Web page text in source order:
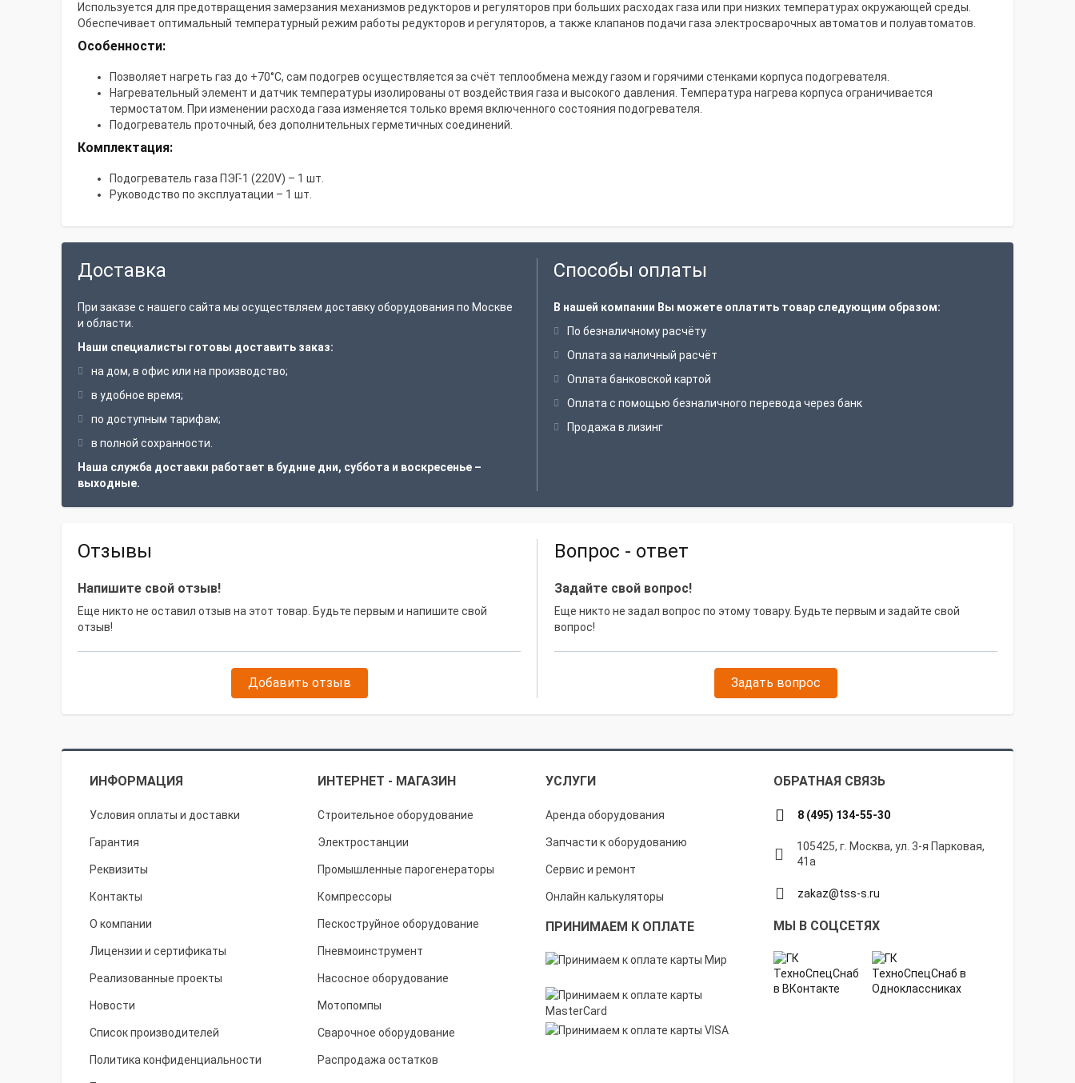
Используется для предотвращения замерзания механизмов редукторов и регуляторов при больших расходах газа или при низких температурах окружающей среды.
Обеспечивает оптимальный температурный режим работы редукторов и регуляторов, а также клапанов подачи газа электросварочных автоматов и полуавтоматов.
Особенности:
Позволяет нагреть газ до +70°С, сам подогрев осуществляется за счёт теплообмена между газом и горячими стенками корпуса подогревателя.
Нагревательный элемент и датчик температуры изолированы от воздействия газа и высокого давления. Температура нагрева корпуса ограничивается
термостатом. При изменении расхода газа изменяется только время включенного состояния подогревателя.
Подогреватель проточный, без дополнительных герметичных соединений.
Комплектация:
Подогреватель газа ПЭГ-1 (220V) – 1 шт.
Руководство по эксплуатации – 1 шт.
Доставка
При заказе с нашего сайта мы осуществляем доставку оборудования по Москве
и области.
Наши специалисты готовы доставить заказ:
на дом, в офис или на производство;
в удобное время;
по доступным тарифам;
в полной сохранности.
Наша служба доставки работает в будние дни, суббота и воскресенье –
выходные.
Способы оплаты
В нашей компании Вы можете оплатить товар следующим образом:
По безналичному расчёту
Оплата за наличный расчёт
Оплата банковской картой
Оплата с помощью безналичного перевода через банк
Продажа в лизинг
Отзывы
Напишите свой отзыв!
Еще никто не оставил отзыв на этот товар. Будьте первым и напишите свой
отзыв!
Добавить отзыв
Вопрос - ответ
Задайте свой вопрос!
Еще никто не задал вопрос по этому товару. Будьте первым и задайте свой
вопрос!
Задать вопрос
ИНФОРМАЦИЯ ИНТЕРНЕТ - МАГАЗИН УСЛУГИ ОБРАТНАЯ СВЯЗЬ
Условия оплаты и доставки
Гарантия
Реквизиты
Контакты
О компании
Лицензии и сертификаты
Реализованные проекты
Новости
Список производителей
Политика конфиденциальности
Строительное оборудование
Электростанции
Промышленные парогенераторы
Компрессоры
Пескоструйное оборудование
Пневмоинструмент
Насосное оборудование
Мотопомпы
Сварочное оборудование
Распродажа остатков
Аренда оборудования
Запчасти к оборудованию
Сервис и ремонт
Онлайн калькуляторы
ПРИНИМАЕМ К ОПЛАТЕ
8 (495) 134-55-30
105425, г. Москва, ул. 3-я Парковая,
41а
zakaz@tss-s.ru
МЫ В СОЦСЕТЯХ